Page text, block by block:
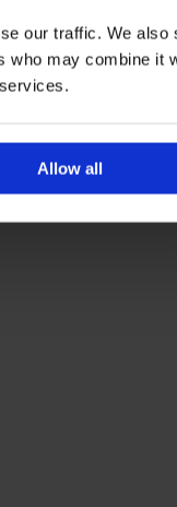
our traffic. We also
who may combine it
Allow all